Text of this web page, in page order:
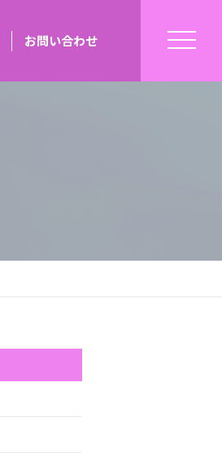
お問い合わせ